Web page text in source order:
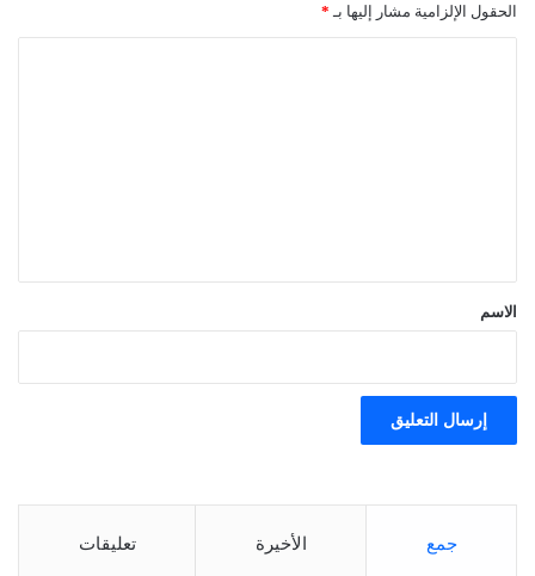
الحقول الإلزامية مشار إليها بـ *
*الاسم
جمع الأخيرة تعليقات